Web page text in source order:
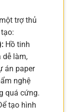
trợ thủ
Hồ tinh
dễ làm,
án paper
nghệ
quá cứng.
tạo hình